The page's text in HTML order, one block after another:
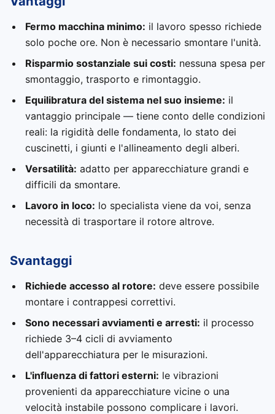
Fermo macchina minimo: il lavoro spesso richiede
solo poche ore. Non è necessario smontare l'unità.
Risparmio sostanziale sui costi: nessuna spesa per
smontaggio, trasporto e rimontaggio.
Equilibratura del sistema nel suo insieme: il
vantaggio principale — tiene conto delle condizioni
reali: la rigidità delle fondamenta, lo stato dei
cuscinetti, i giunti e l'allineamento degli alberi.
Versatilità: adatto per apparecchiature grandi e
difficili da smontare.
Lavoro in loco: lo specialista viene da voi, senza
necessità di trasportare il rotore altrove.
Svantaggi
Richiede accesso al rotore: deve essere possibile
montare i contrappesi correttivi.
Sono necessari avviamenti e arresti: il processo
richiede 3–4 cicli di avviamento
dell'apparecchiatura per le misurazioni.
L'influenza di fattori esterni: le vibrazioni
provenienti da apparecchiature vicine o una
velocità instabile possono complicare i lavori.